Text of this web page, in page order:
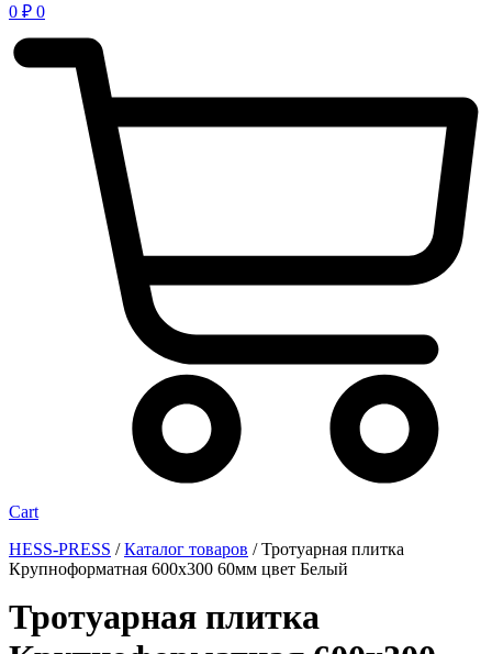
0 ₽ 0
Cart
HESS-PRESS /Каталог товаров /Тротуарная плитка
Крупноформатная 600х300 60мм цвет Белый
Тротуарная плитка